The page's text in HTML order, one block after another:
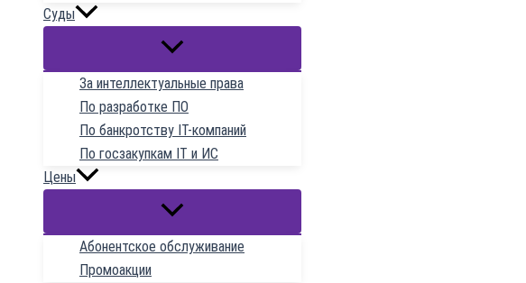
Суды
За интеллектуальные права
По разработке ПО
По банкротству IT-компаний
По госзакупкам IT и ИС
Цены
Абонентское обслуживание
Промоакции